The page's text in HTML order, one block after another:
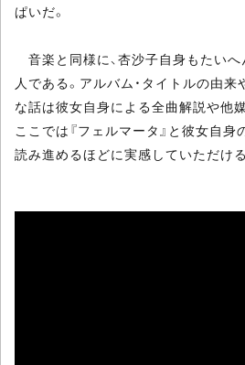
ぱいだ。
音楽と同様に、杏沙子自身もたい
人である。アルバム・タイトルの由
な話は彼女自身による全曲解説や他
ここでは『フェルマータ』と彼女自身
読み進めるほどに実感していただけ